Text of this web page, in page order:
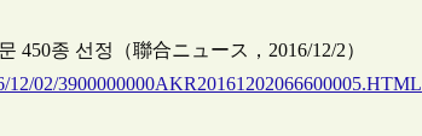
450종 선정（聯合ニュース，2016/12/2）
12/02/3900000000AKR20161202066600005.HTML